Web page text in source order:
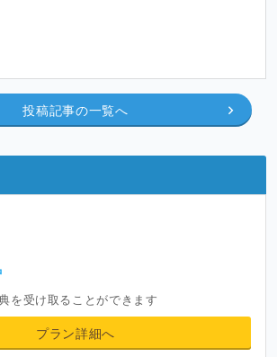
い！！
機材の充実や、新衣装の作成です！
援いただいた場合、オリジナルゲームの
いただく可能性もあります！
投稿記事の一覧へ
を受け取ることができます
プラン詳細へ